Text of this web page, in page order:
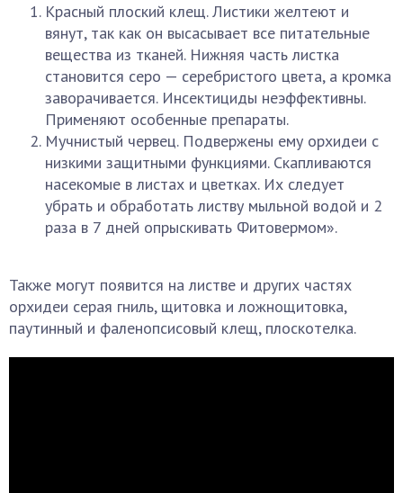
Красный плоский клещ. Листики желтеют и
вянут, так как он высасывает все питательные
вещества из тканей. Нижняя часть листка
становится серо — серебристого цвета, а кромка
заворачивается. Инсектициды неэффективны.
Применяют особенные препараты.
Мучнистый червец. Подвержены ему орхидеи с
низкими защитными функциями. Скапливаются
насекомые в листах и цветках. Их следует
убрать и обработать листву мыльной водой и 2
раза в 7 дней опрыскивать Фитовермом».
Также могут появится на листве и других частях
орхидеи серая гниль, щитовка и ложнощитовка,
паутинный и фаленопсисовый клещ, плоскотелка.